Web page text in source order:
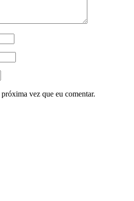
vez que eu comentar.